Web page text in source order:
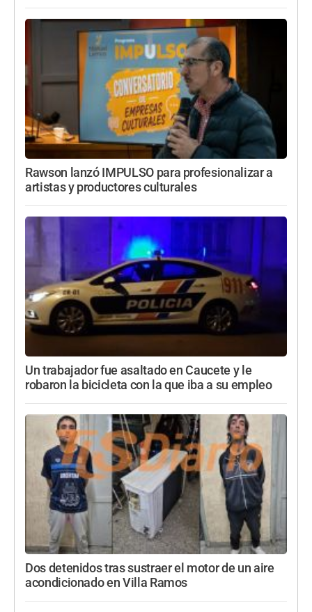
Rawson lanzó IMPULSO para profesionalizar a
artistas y productores culturales
Un trabajador fue asaltado en Caucete y le
robaron la bicicleta con la que iba a su empleo
Dos detenidos tras sustraer el motor de un aire
acondicionado en Villa Ramos